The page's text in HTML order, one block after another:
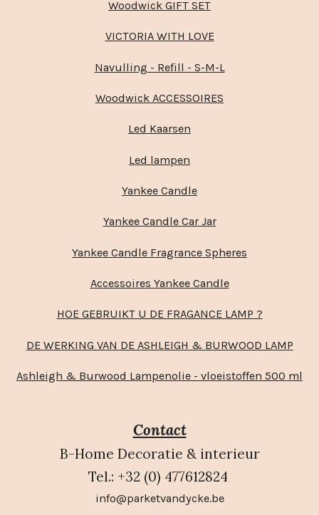
Woodwick GIFT SET
VICTORIA WITH LOVE
Navulling - Refill - S-M-L
Woodwick ACCESSOIRES
Led Kaarsen
Led lampen
Yankee Candle
Yankee Candle Car Jar
Yankee Candle Fragrance Spheres
Accessoires Yankee Candle
HOE GEBRUIKT U DE FRAGANCE LAMP ?
DE WERKING VAN DE ASHLEIGH & BURWOOD LAMP
Ashleigh & Burwood Lampenolie - vloeistoffen 500 ml
Contact
B-Home Decoratie & interieur
Tel.: +32 (0) 477612824
info@parketvandycke.be